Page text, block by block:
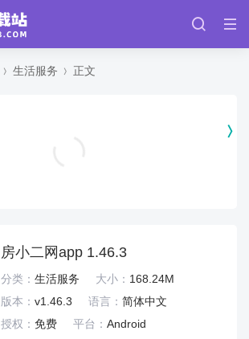
生活服务 正文
房小二网app 1.46.3
分类： 生活服务 大小： 168.24M
版本： v1.46.3 语言： 简体中文
授权： 免费 平台： Android